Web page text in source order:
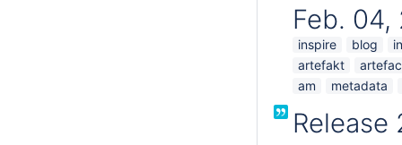
Feb. 04,
inspire blog
artefakt
am
metadata
Release